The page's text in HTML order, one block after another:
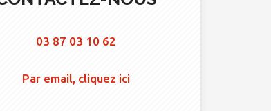
03 87 03 10 62
Par email, cliquez ici